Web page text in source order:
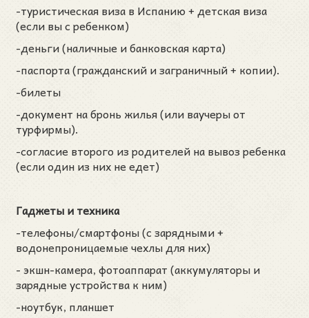
-туристическая виза в Испанию + детская виза
(если вы с ребенком)
-деньги (наличные и банковская карта)
-паспорта (гражданский и заграничный + копии).
-билеты
-документ на бронь жилья (или ваучеры от
турфирмы).
-согласие второго из родителей на вывоз ребенка
(если один из них не едет)
Гаджеты и техника
-телефоны/смартфоны (с зарядными +
водонепроницаемые чехлы для них)
- экшн-камера, фотоаппарат (аккумуляторы и
зарядные устройства к ним)
-ноутбук, планшет